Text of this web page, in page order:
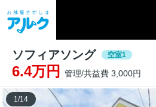
ソフィアソング 空室1
6.4万円 管理/共益費 3,000円
1 /14